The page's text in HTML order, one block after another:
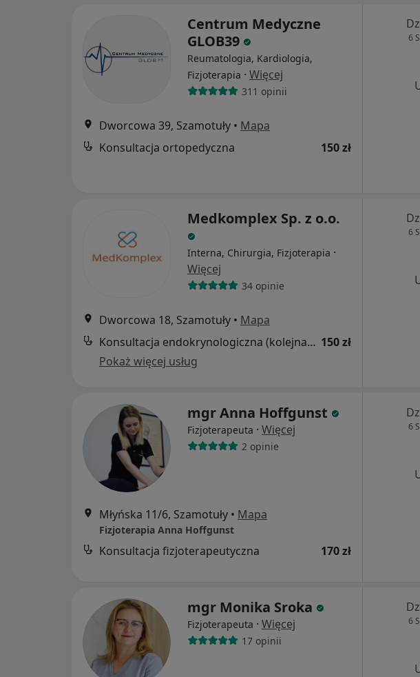
Centrum Medyczne
GLOB39
Reumatologia, Kardiologia,
Fizjoterapia · Więcej
311 opinii
Dworcowa 39, Szamotuły • Mapa
Konsultacja ortopedyczna
150 zł
6
Medkomplex Sp. z o.o.
Interna, Chirurgia, Fizjoterapia ·
Więcej
34 opinie
Dworcowa 18, Szamotuły • Mapa
Konsultacja endokrynologiczna (kolejna wizyta) 150 zł
Pokaż więcej usług
6
mgr Anna Hoffgunst
Fizjoterapeuta · Więcej
2 opinie
Młyńska 11/6, Szamotuły • Mapa
Fizjoterapia Anna Hoffgunst
Konsultacja fizjoterapeutyczna 170 zł
6
mgr Monika Sroka
Fizjoterapeuta · Więcej
17 opinii
6